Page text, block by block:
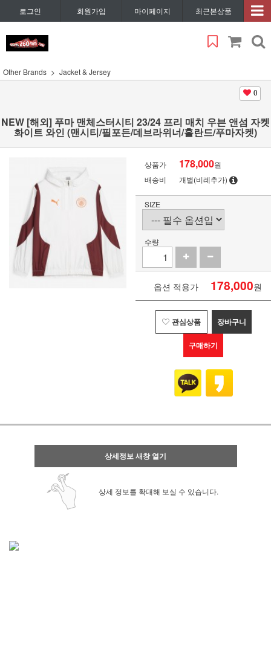
로그인 회원가입 마이페이지 최근본상품
Other Brands Jacket & Jersey
0
NEW [해외] 푸마 맨체스터시티 23/24 프리 매치 우븐 앤섬 자켓
화이트 와인 (맨시티/필포든/데브라위너/홀란드/푸마자켓)
상품가 178,000원
배송비
개별(비례추가)
SIZE
수량
옵션 적용가 178,000원
관심상품 장바구니
구매하기
상세정보 새창 열기
상세 정보를 확대해 보실 수 있습니다.